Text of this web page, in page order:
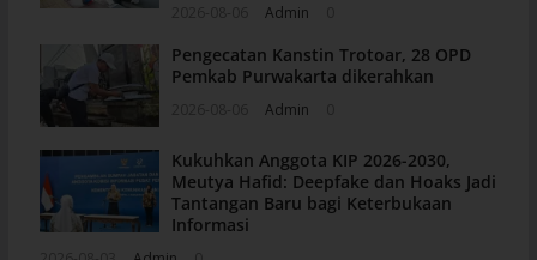
Admin
Pengecatan Kanstin Trotoar, 28 OPD
Pemkab Purwakarta dikerahkan
Admin
Kukuhkan Anggota KIP 2026-2030,
Meutya Hafid: Deepfake dan Hoaks Jadi
Tantangan Baru bagi Keterbukaan
Informasi